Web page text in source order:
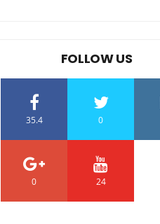
FOLLOW US
35.4 0
0 24